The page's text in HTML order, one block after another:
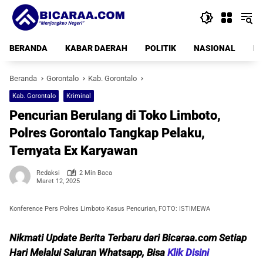
Langsung
konten
BERANDA
KABAR DAERAH POLITIK NASIONAL
Beranda Gorontalo Kab. Gorontalo
Kab. Gorontalo Kriminal
Pencurian Berulang di Toko Limboto,
Polres Gorontalo Tangkap Pelaku,
Ternyata Ex Karyawan
Redaksi
2 Min Baca
Maret 12, 2025
Konference Pers Polres Limboto Kasus Pencurian, FOTO: ISTIMEWA
Nikmati Update Berita Terbaru dari Bicaraa.com Setiap
Hari Melalui Saluran Whatsapp, Bisa Klik Disini